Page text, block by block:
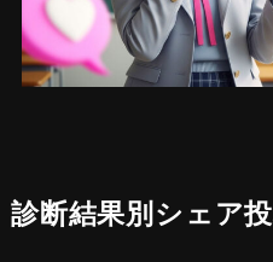
診断結果別シェア